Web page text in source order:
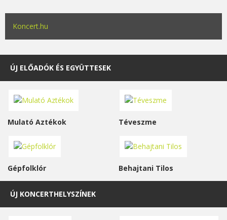
Koncert.hu
ÚJ ELŐADÓK ÉS EGYÜTTESEK
Mulató Aztékok Téveszme
Gépfolklór Behajtani Tilos
ÚJ KONCERTHELYSZÍNEK